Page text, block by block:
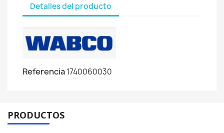
Detalles del producto
Referencia1740060030
PRODUCTOS